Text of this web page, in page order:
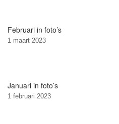
Februari in foto’s
1 maart 2023
Januari in foto’s
1 februari 2023